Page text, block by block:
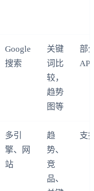
Google
搜索
关键
词比
较，
趋势
图等
部
API
多引
擎、网
站
趋
势、
竞
品、
支